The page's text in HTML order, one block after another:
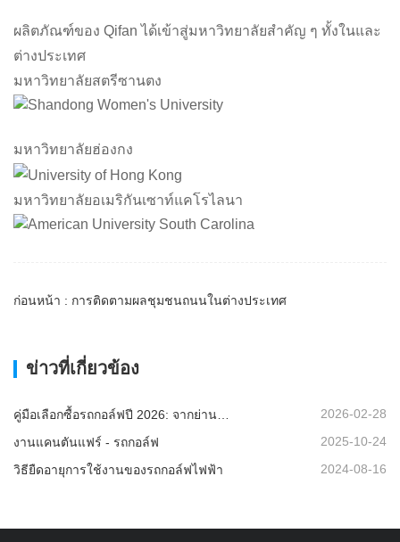
ผลิตภัณฑ์ของ Qifan ได้เข้าสู่มหาวิทยาลัยสำคัญ ๆ ทั้งในและ
ต่างประเทศ
มหาวิทยาลัยสตรีซานตง
มหาวิทยาลัยฮ่องกง
มหาวิทยาลัยอเมริกันเซาท์แคโรไลนา
ก่อนหน้า : การติดตามผลชุมชนถนนในต่างประเทศ
ข่าวที่เกี่ยวข้อง
2026-02-28
งานแคนตันแฟร์ - รถกอล์ฟ 2025-10-24
วิธียืดอายุการใช้งานของรถกอล์ฟไฟฟ้า 2024-08-16